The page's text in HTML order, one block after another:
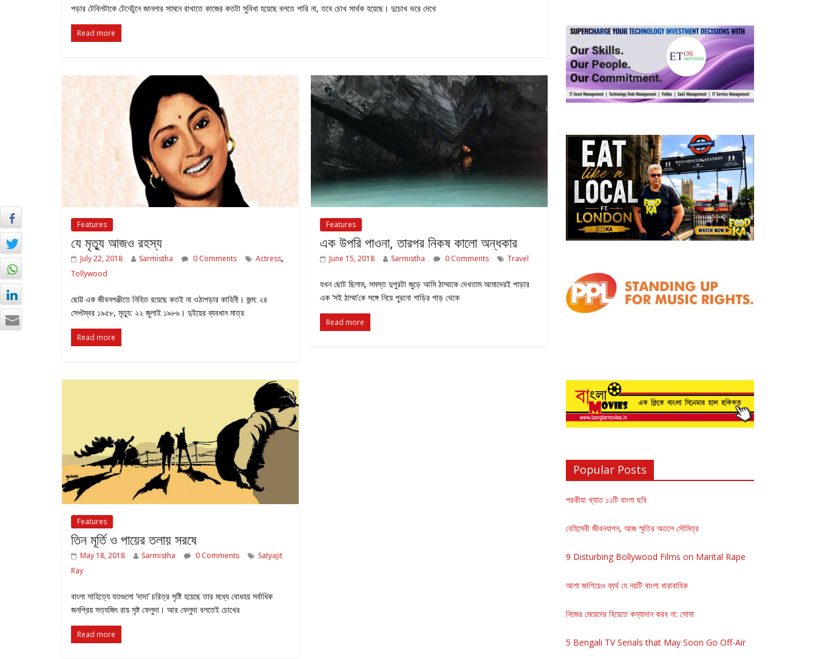
পড়ার টেবিলটাকে টেনেটুনে জানলার সামনে রাখাতে কাজের কতটা সুবিধা হয়েছে বলতে পারি না, তবে চোখ সার্থক হয়েছে। দুচোখ ভরে দেখে
Read more
Features
যে মৃত্যু আজও রহস্য
July 22, 2018 Sarmistha 0 Comments Actress,
Tollywood
ছোট্ট এক জীবনপঞ্জীতে নিহিত রয়েছে কতই না ওঠাপড়ার কাহিনী। জন্ম: ২৪
সেপ্টম্বর ১৯৫৮, মৃত্যু: ২২ জুলাই ১৯৮৬। দুইয়ের ব্যবধান মাত্র
Read more
Features
এক উপরি পাওনা, তারপর নিকষ কালো অন্ধকার
June 15, 2018 Sarmistha 0 Comments Travel
যখন ছোট ছিলাম, সমস্ত দুপুরটা জুড়ে আমি ঠাম্মাকে দেখতাম আমাদেরই পাড়ার
এক ‘সই ঠাম্মা’কে সঙ্গে নিয়ে পুরনো শাড়ির পাড় থেকে
Read more
Features
তিন মূর্তি ও পায়ের তলায় সরষে
May 18, 2018 Sarmistha 0 Comments
Satyajit
Ray
বাংলা সাহিত্যে যতগুলো ‘দাদা’ চরিত্র সৃষ্টি হয়েছে তার মধ্যে বোধহয় সর্বাধিক
জনপ্রিয় সত্যজিৎ রায় সৃষ্ট ফেলুদা। আর ফেলুদা বলতেই চোখের
Read more
Popular Posts
পরকীয়া খ্যাত ১১টি বাংলা ছবি
বেহিসেবী জীবনযাপন, আজ স্মৃতির অতলে সৌমিত্র
9 Disturbing Bollywood Films on Marital Rape
আশা জাগিয়েও ব্যর্থ যে নয়টি বাংলা ধারাবাহিক
নিজের মেয়েদের বিয়েতে কন্যাদান করব না: সোমা
5 Bengali TV Serials that May Soon Go Off-Air